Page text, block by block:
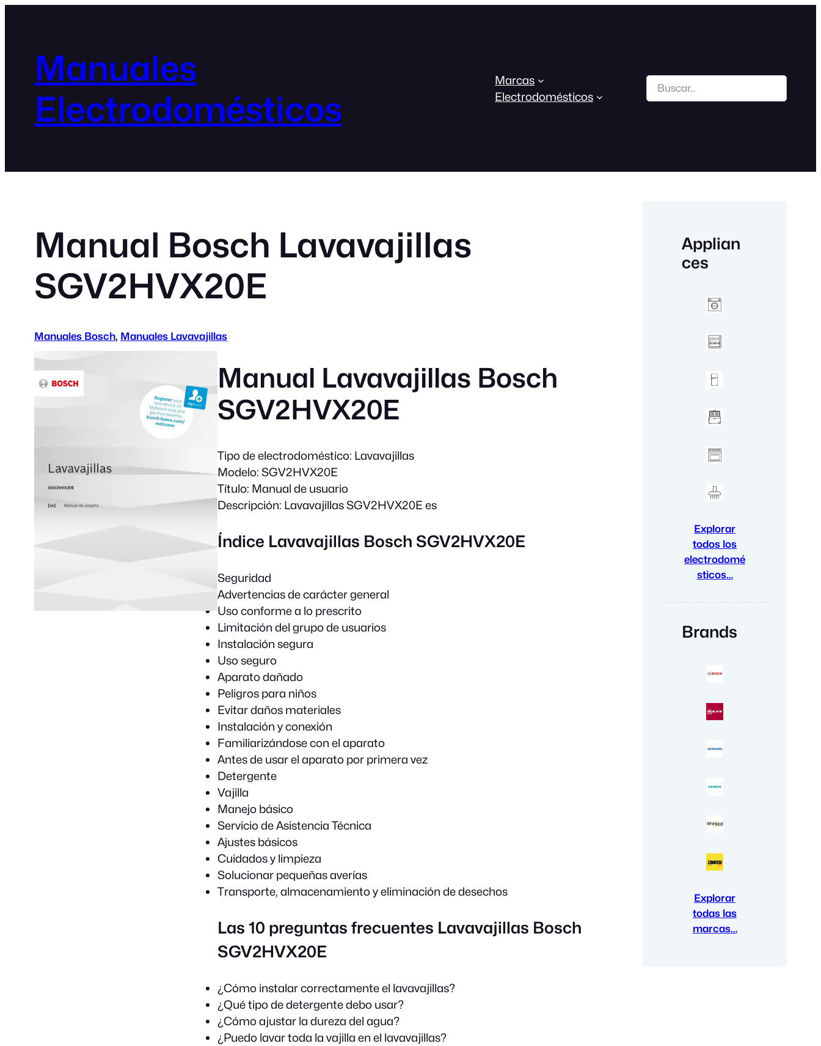
Manuales
Electrodomésticos
Marcas
Electrodomésticos
Search
Manual Bosch Lavavajillas
SGV2HVX20E
Manuales Bosch, Manuales Lavavajillas
Manual Lavavajillas Bosch
SGV2HVX20E
Tipo de electrodoméstico: Lavavajillas
Modelo: SGV2HVX20E
Título: Manual de usuario
Descripción: Lavavajillas SGV2HVX20E es
Índice Lavavajillas Bosch SGV2HVX20E
Seguridad
Advertencias de carácter general
Uso conforme a lo prescrito
Limitación del grupo de usuarios
Instalación segura
Uso seguro
Aparato dañado
Peligros para niños
Evitar daños materiales
Instalación y conexión
Familiarizándose con el aparato
Antes de usar el aparato por primera vez
Detergente
Vajilla
Manejo básico
Servicio de Asistencia Técnica
Ajustes básicos
Cuidados y limpieza
Solucionar pequeñas averías
Transporte, almacenamiento y eliminación de desechos
Las 10 preguntas frecuentes Lavavajillas Bosch
SGV2HVX20E
¿Cómo instalar correctamente el lavavajillas?
¿Qué tipo de detergente debo usar?
¿Cómo ajustar la dureza del agua?
¿Puedo lavar toda la vajilla en el lavavajillas?
Applian
ces
Explorar
todos los
electrodomé
sticos…
Brands
Explorar
todas las
marcas…